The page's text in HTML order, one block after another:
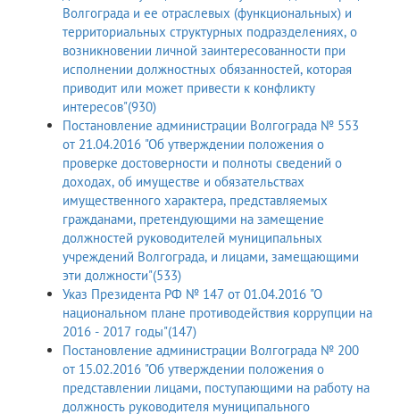
Волгограда и ее отраслевых (функциональных) и
территориальных структурных подразделениях, о
возникновении личной заинтересованности при
исполнении должностных обязанностей, которая
приводит или может привести к конфликту
интересов"(930)
Постановление администрации Волгограда № 553
от 21.04.2016 "Об утверждении положения о
проверке достоверности и полноты сведений о
доходах, об имуществе и обязательствах
имущественного характера, представляемых
гражданами, претендующими на замещение
должностей руководителей муниципальных
учреждений Волгограда, и лицами, замещающими
эти должности"(533)
Указ Президента РФ № 147 от 01.04.2016 "О
национальном плане противодействия коррупции на
2016 - 2017 годы"(147)
Постановление администрации Волгограда № 200
от 15.02.2016 "Об утверждении положения о
представлении лицами, поступающими на работу на
должность руководителя муниципального